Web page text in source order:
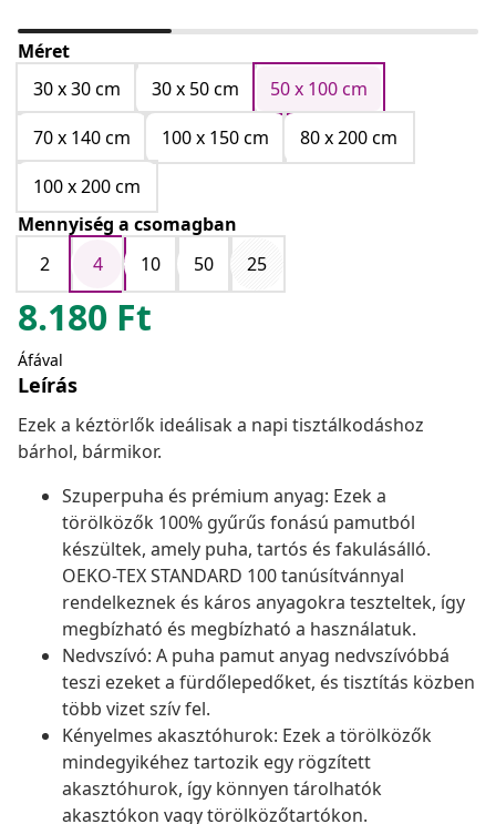
Méret
30 x 30 cm
30 x 50 cm
50 x 100 cm
70 x 140 cm
100 x 150 cm
80 x 200 cm
100 x 200 cm
Mennyiség a csomagban
2
4 10 50 25
8.180 Ft
Áfával
Leírás
Ezek a kéztörlők ideálisak a napi tisztálkodáshoz
bárhol, bármikor.
Szuperpuha és prémium anyag: Ezek a
törölközők 100% gyűrűs fonású pamutból
készültek, amely puha, tartós és fakulásálló.
OEKO-TEX STANDARD 100 tanúsítvánnyal
rendelkeznek és káros anyagokra teszteltek, így
megbízható és megbízható a használatuk.
Nedvszívó: A puha pamut anyag nedvszívóbbá
teszi ezeket a fürdőlepedőket, és tisztítás közben
több vizet szív fel.
Kényelmes akasztóhurok: Ezek a törölközők
mindegyikéhez tartozik egy rögzített
akasztóhurok, így könnyen tárolhatók
akasztókon vagy törölközőtartókon.